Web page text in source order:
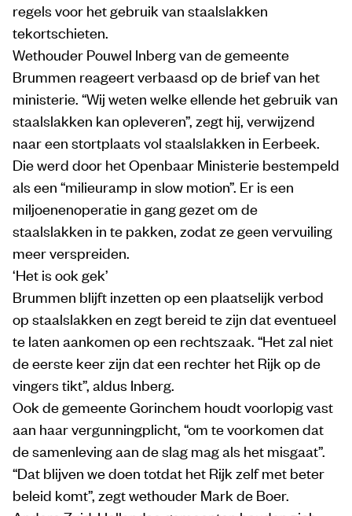
regels voor het gebruik van staalslakken
tekortschieten.
Wethouder Pouwel Inberg van de gemeente
Brummen reageert verbaasd op de brief van het
ministerie. “Wij weten welke ellende het gebruik van
staalslakken kan opleveren”, zegt hij, verwijzend
naar een stortplaats vol staalslakken in Eerbeek.
Die werd door het Openbaar Ministerie bestempeld
als een “milieuramp in slow motion”. Er is een
miljoenenoperatie in gang gezet om de
staalslakken in te pakken, zodat ze geen vervuiling
meer verspreiden.
‘Het is ook gek’
Brummen blijft inzetten op een plaatselijk verbod
op staalslakken en zegt bereid te zijn dat eventueel
te laten aankomen op een rechtszaak. “Het zal niet
de eerste keer zijn dat een rechter het Rijk op de
vingers tikt”, aldus Inberg.
Ook de gemeente Gorinchem houdt voorlopig vast
aan haar vergunningplicht, “om te voorkomen dat
de samenleving aan de slag mag als het misgaat”.
“Dat blijven we doen totdat het Rijk zelf met beter
beleid komt”, zegt wethouder Mark de Boer.